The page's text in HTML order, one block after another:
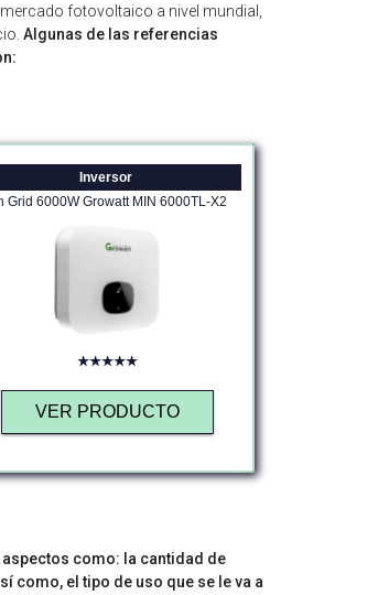
fotovoltaico a nivel mundial,
Algunas de las referencias
Inversor
Grid 6000W Growatt MIN 6000TL-X2
★★★★★
VER PRODUCTO
como: la cantidad de
como, el tipo de uso que se le va a